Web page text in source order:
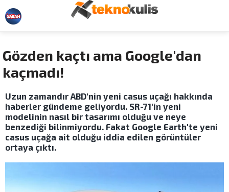
Gözden kaçtı ama Google'dan
kaçmadı!
Uzun zamandır ABD'nin yeni casus uçağı hakkında
haberler gündeme geliyordu. SR-71'in yeni
modelinin nasıl bir tasarımı olduğu ve neye
benzediği bilinmiyordu. Fakat Google Earth'te yeni
casus uçağa ait olduğu iddia edilen görüntüler
ortaya çıktı.